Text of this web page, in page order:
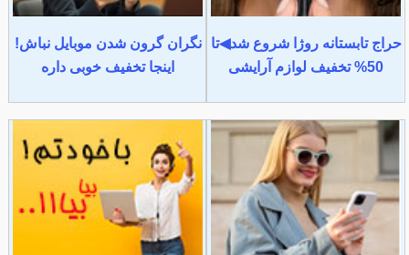
حراج تابستانه روژا شروع شد◀تا
50% تخفیف لوازم آرایشی
نگران گرون شدن موبایل نباش!
اینجا تخفیف خوبی داره